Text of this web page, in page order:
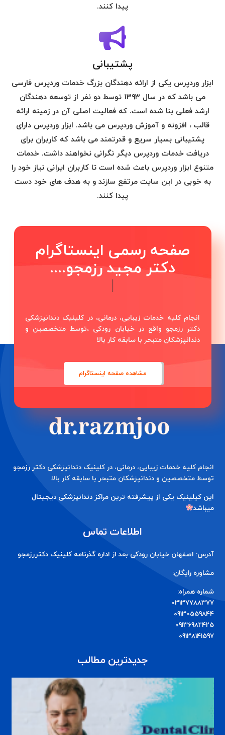
پیدا کنند.
پشتیبانی
ابزار وردپرس یکی از ارائه دهندگان بزرگ خدمات وردپرس فارسی
می باشد که در سال ۱۳۹۳ توسط دو نفر از توسعه دهندگان
ارشد فعلی بنا شده است. که فعالیت اصلی آن در زمینه ارائه
قالب ، افزونه و آموزش وردپرس می باشد. ابزار وردپرس دارای
پشتیبانی بسیار سریع و قدرتمند می باشد که کاربران برای
دریافت خدمات وردپرس دیگر نگرانی نخواهند داشت. خدمات
متنوع ابزار وردپرس باعث شده است تا کاربران ایرانی نیاز خود را
به خوبی در این سایت مرتفع سازند و به هدف های خود دست
پیدا کنند.
صفحه رسمی اینستاگرام
دکتر مجید رزمجو....
|
انجام کلیه خدمات زیبایی، درمانی، در کلینیک دندانپزشکی
دکتر رزمجو واقع در خیابان رودکی ،توسط متخصصین و
دندانپزشکان متبحر با سابقه کار بالا
مشاهده صفحه اینستاگرام
انجام کلیه خدمات زیبایی، درمانی، در کلینیک دندانپزشکی دکتر رزمجو
توسط متخصصین و دندانپزشکان متبحر با سابقه کار بالا
این کیلینیک یکی از پیشرفته ترین مراکز دندانپزشکی دیجیتال
میباشد
اطلاعات تماس
آدرس: اصفهان خیابان رودکی بعد از اداره گذرنامه کلینیک دکتررزمجو
مشاوره رایگان:
شماره همراه:
03137788377
09130559844
09136982425
09138141597
جدیدترین مطالب